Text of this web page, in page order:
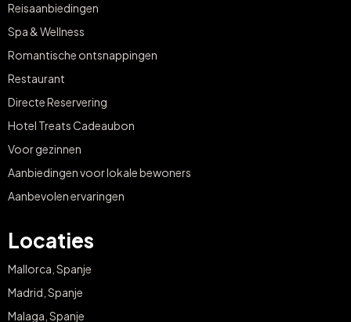
Reisaanbiedingen
Spa & Wellness
Romantische ontsnappingen
Restaurant
Directe Reservering
Hotel Treats Cadeaubon
Voor gezinnen
Aanbiedingen voor lokale bewoners
Aanbevolen ervaringen
Locaties
Mallorca, Spanje
Madrid, Spanje
Malaga, Spanje